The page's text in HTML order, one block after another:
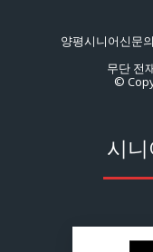
양평시니어신문
무단 전
©
시